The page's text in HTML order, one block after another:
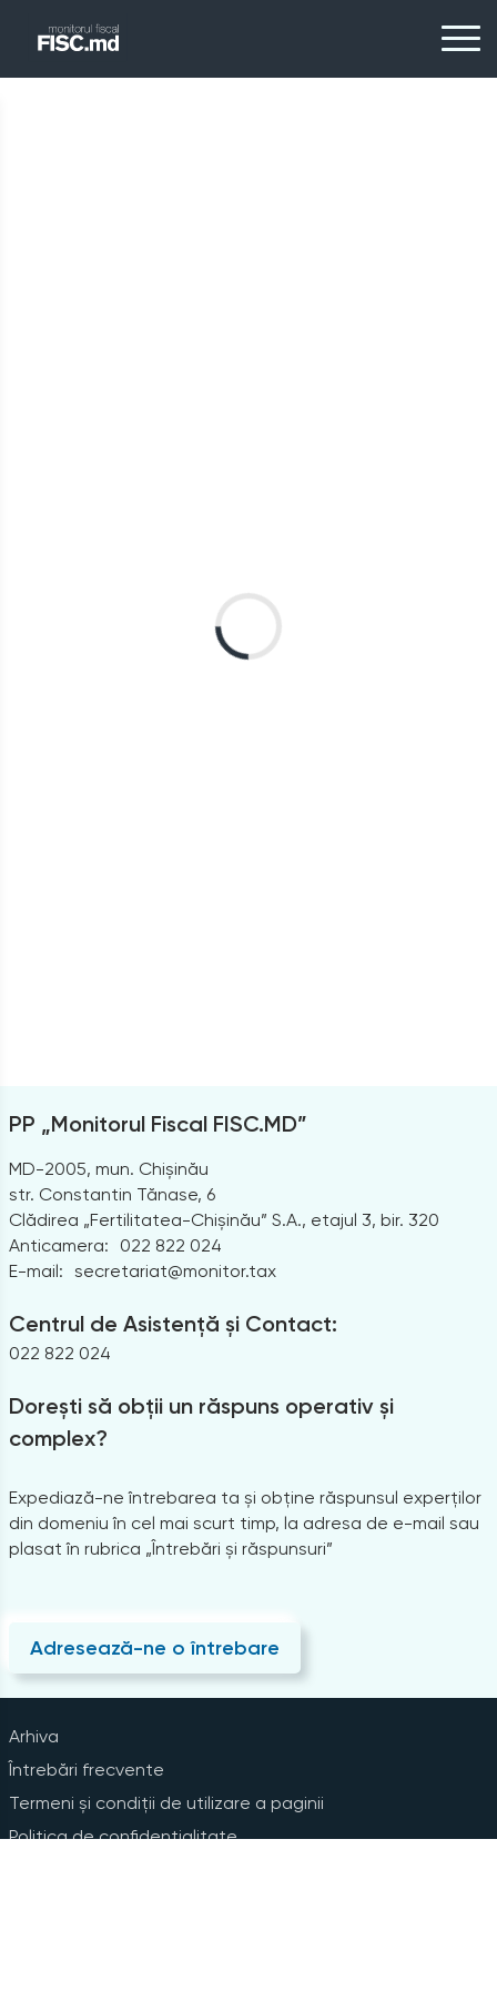
PP „Monitorul Fiscal FISC.MD”
MD-2005, mun. Chișinău
str. Constantin Tănase, 6
Clădirea „Fertilitatea-Chișinău” S.A., etajul 3, bir. 320
Anticamera:
022 822 024
E-mail: secretariat@monitor.tax
Centrul de Asistență și Contact:
022 822 024
Dorești să obții un răspuns operativ și
complex?
Expediază-ne întrebarea ta și obține răspunsul experților
din domeniu în cel mai scurt timp, la adresa de e-mail sau
plasat în rubrica „Întrebări și răspunsuri”
Adresează-ne o întrebare
Arhiva
Întrebări frecvente
Termeni și condiții de utilizare a paginii
Politica de confidențialitate